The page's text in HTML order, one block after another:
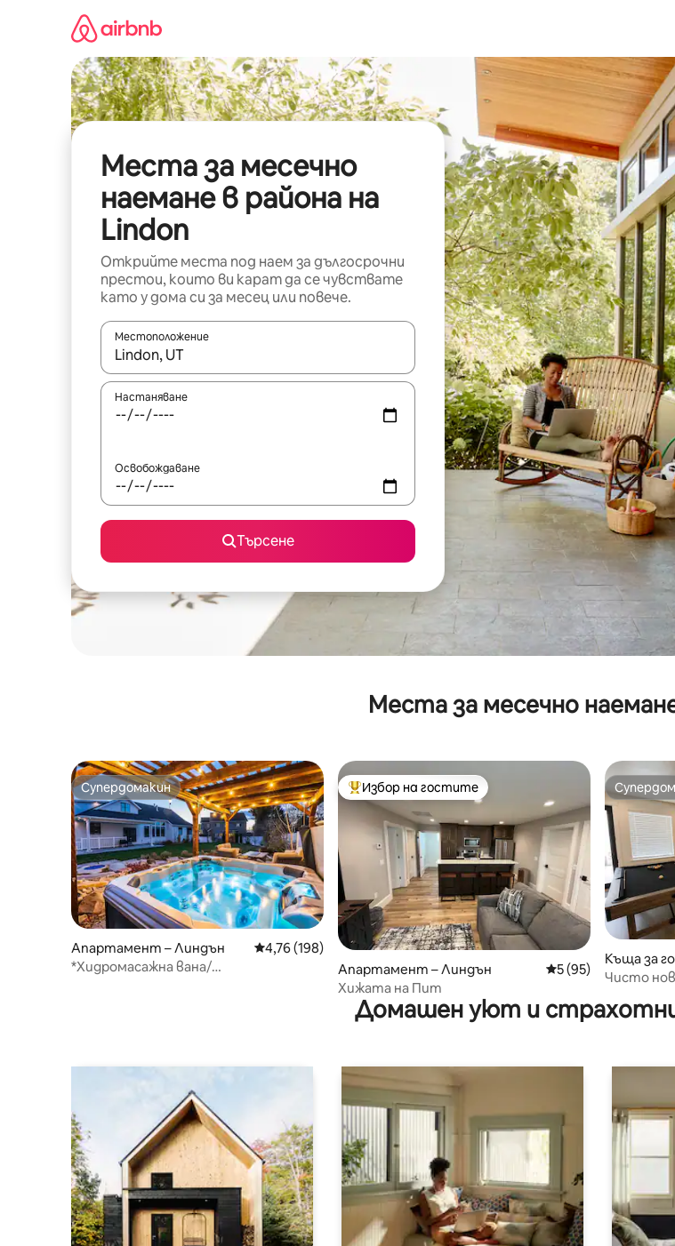
съдържанието
Места за месечно
наемане в района на
Lindon
Открийте места под наем за дългосрочни
престои, които ви карат да се чувствате
като у дома си за месец или повече.
Местоположение
Когато резултатите се покажат, използвайте клавишите със стрелки нагоре и надолу
Настаняване
Освобождаване
Търсене
Места за месечно
Супердомакин
Супердомакин
Апартамент – Линдън Средна оценка: 4,76 от 5, 198 отзива
4,76 (198)
*Хидромасажна вана/
Най-популярен избор на гостите
Избор на гостите
Апартамент – Линдън Средна оценка: 5
5 (95)
Хижата на Пит
Къща за
Чисто
Домашен уют и